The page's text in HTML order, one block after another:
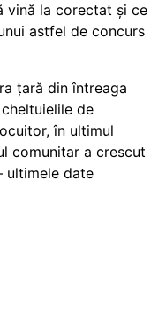
vină la corectat și ce
astfel de concurs
țară din întreaga
de
în ultimul
comunitar a crescut
ultimele date